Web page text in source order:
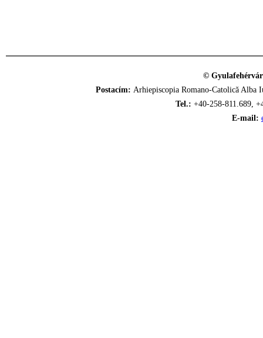
©
Postacím: Arhiepiscopia Romano-Catolică
Tel.: +40-258-811.689,
E-mail: